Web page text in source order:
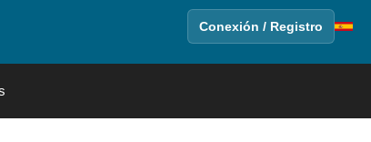
Conexión / Registro